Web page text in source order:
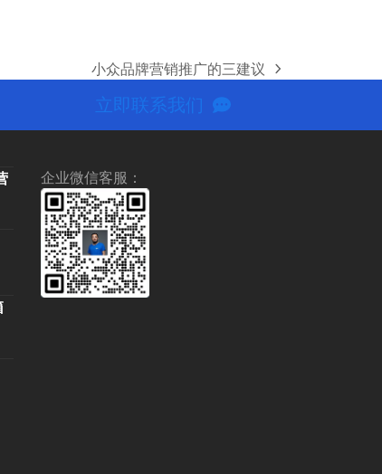
next
post:
小众品牌营销推广的三建议
立即联系我们
。
企业微信客服：